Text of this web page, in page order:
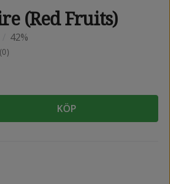
(Red Fruits)
42%
(0)
KÖP